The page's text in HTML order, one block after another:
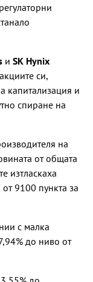
и SK Hynix
си,
капитализация и
спиране на
на
от общата
изтласкаха
9100 пункта за
с малка
до ниво от